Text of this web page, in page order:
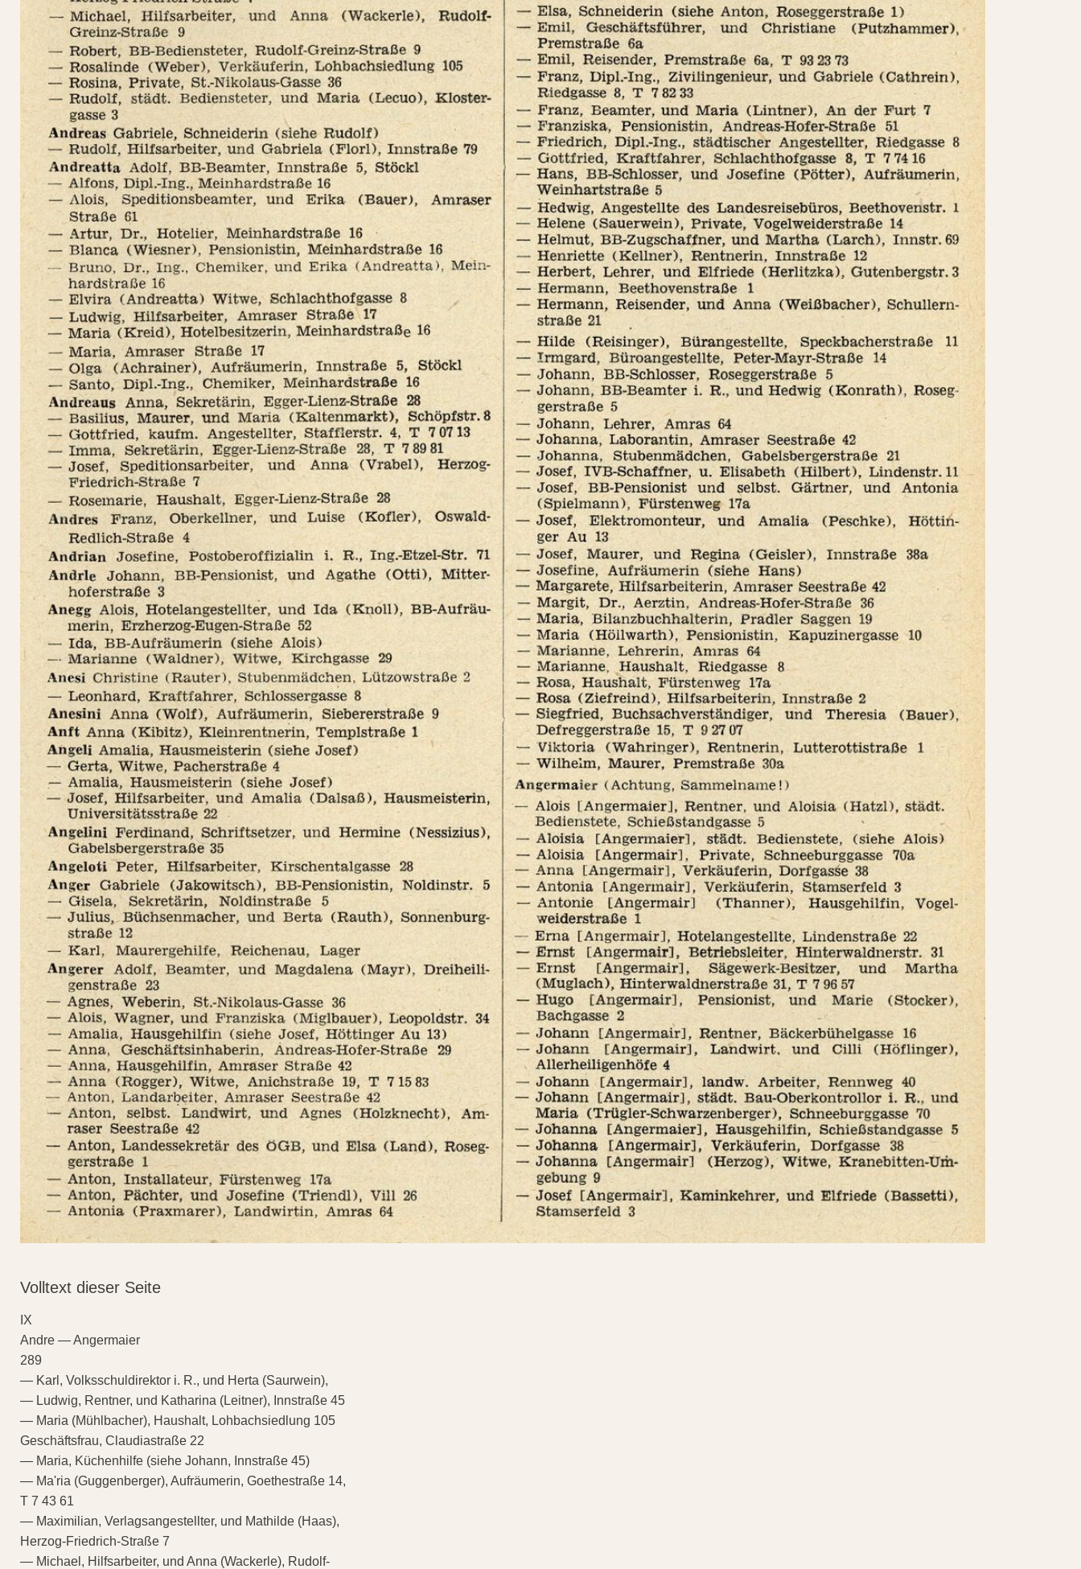
Volltext dieser Seite
IX
Andre — Angermaier
289
— Karl, Volksschuldirektor i. R., und Herta (Saurwein),
— Ludwig, Rentner, und Katharina (Leitner), Innstraße 45
— Maria (Mühlbacher), Haushalt, Lohbachsiedlung 105
Geschäftsfrau, Claudiastraße 22
— Maria, Küchenhilfe (siehe Johann, Innstraße 45)
— Ma'ria (Guggenberger), Aufräumerin, Goethestraße 14,
T 7 43 61
— Maximilian, Verlagsangestellter, und Mathilde (Haas),
Herzog-Friedrich-Straße 7
— Michael, Hilfsarbeiter, und Anna (Wackerle), Rudolf-